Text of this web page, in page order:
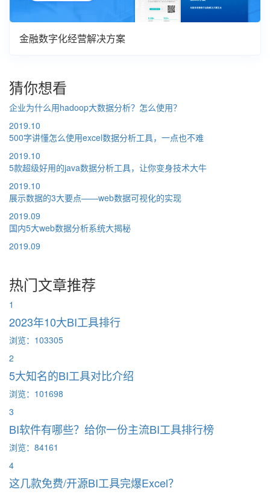
金融数字化经营解决方案
猜你想看
企业为什么用hadoop大数据分析？怎么使用？
2019.10
500字讲懂怎么使用excel数据分析工具，一点也不难
2019.10
5款超级好用的java数据分析工具，让你变身技术大牛
2019.10
展示数据的3大要点——web数据可视化的实现
2019.09
国内5大web数据分析系统大揭秘
2019.09
热门文章推荐
1
2023年10大BI工具排行
浏览：103305
2
5大知名的BI工具对比介绍
浏览：101698
3
BI软件有哪些？给你一份主流BI工具排行榜
浏览：84161
4
这几款免费/开源BI工具完爆Excel？